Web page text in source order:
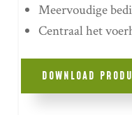
Meervoudige
Centraal het
DOWNLOAD